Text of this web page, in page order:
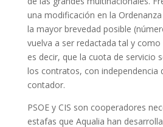
una modificación en la
la mayor brevedad posible
vuelva a ser redactada tal y
es decir, que la cuota de servicio
los contratos, con independencia
contador.
PSOE y CIS son cooperadores
estafas que Aqualia han